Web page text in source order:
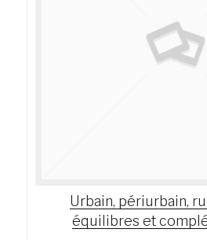
Urbain, périurbain,
équilibres et